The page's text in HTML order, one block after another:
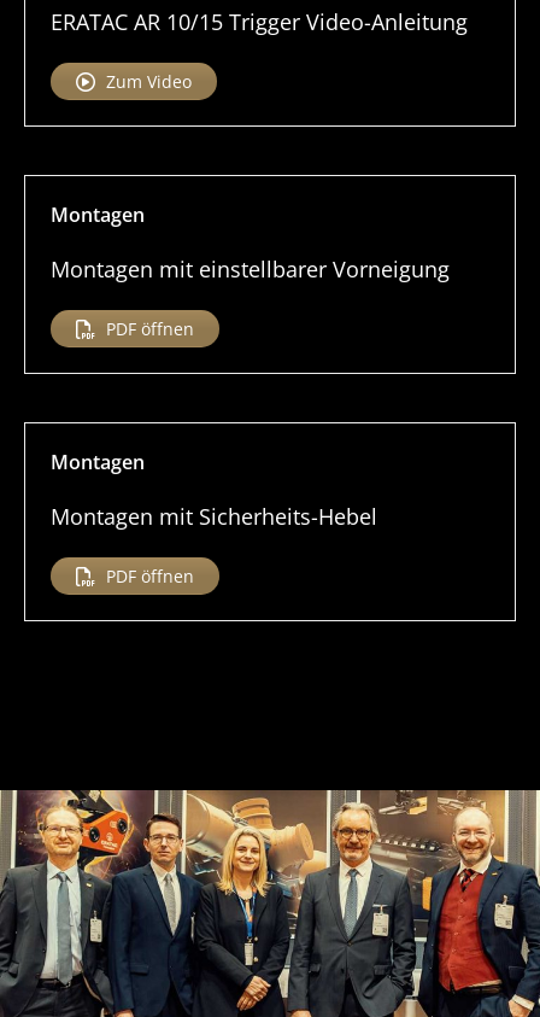
ERATAC AR 10/15 Trigger Video-Anleitung
Zum Video
Montagen
Montagen mit einstell­barer Vorneigung
PDF öffnen
Montagen
Montagen mit Sicherheits-Hebel
PDF öffnen